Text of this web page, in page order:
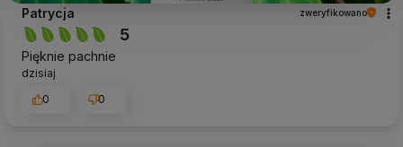
Patrycja zweryfikowano
5
Pięknie pachnie
dzisiaj
0
0